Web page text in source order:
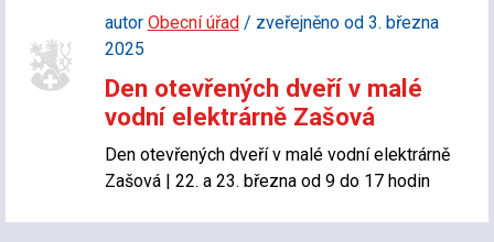
autor Obecní úřad/ zveřejněno od 3. března
2025
Den otevřených dveří v malé
vodní elektrárně Zašová
Den otevřených dveří v malé vodní elektrárně
Zašová | 22. a 23. března od 9 do 17 hodin